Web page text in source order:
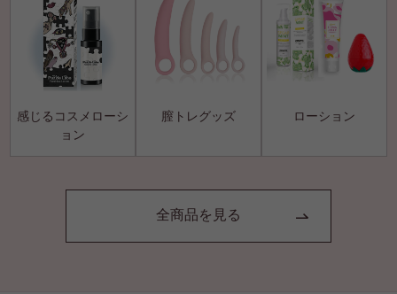
感じるコスメローシ
ョン
膣トレグッズ ローション
全商品を見る